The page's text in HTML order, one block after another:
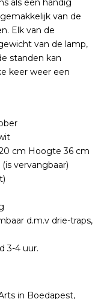
als een handig
van de
Elk van de
van de lamp,
standen kan
keer weer een
cm Hoogte 36 cm
vervangbaar)
d.m.v drie-traps,
3-4 uur.
in Boedapest,